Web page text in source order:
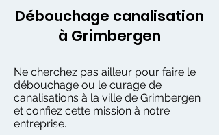
Débouchage canalisation
à Grimbergen
Ne cherchez pas ailleur pour faire le
débouchage ou le curage de
canalisations à la ville de Grimbergen
et confiez cette mission à notre
entreprise.